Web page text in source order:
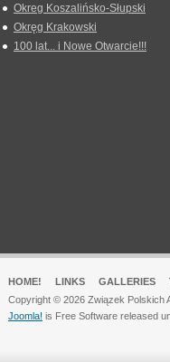
Okreg Koszalińsko-Słupski
Okręg Krakowski
100 lat... i Nowe Otwarcie!!!
HOME! LINKS GALLERIES
Copyright © 2026 Związek Polskich
Joomla! is Free Software released